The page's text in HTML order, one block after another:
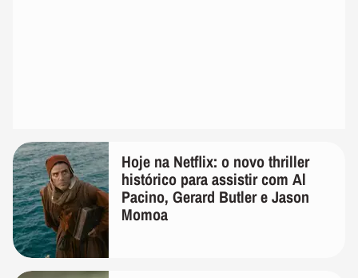
Hoje na Netflix: o novo thriller
histórico para assistir com Al
Pacino, Gerard Butler e Jason
Momoa